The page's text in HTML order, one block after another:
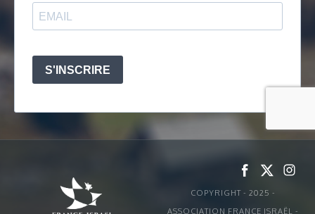
COPYRIGHT - 2025 -
ASSOCIATION FRANCE ISRAËL -